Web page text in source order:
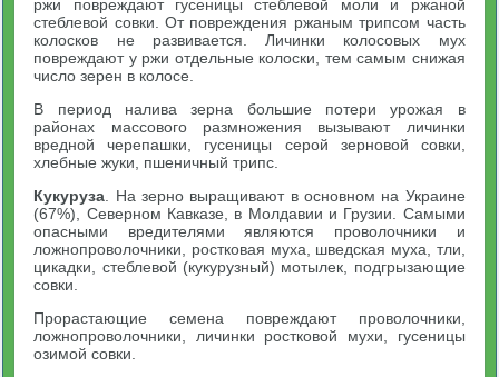
ржи повреждают гусеницы стеблевой моли и ржаной
стеблевой совки. От повреждения ржаным трипсом часть
колосков не развивается. Личинки колосовых мух
повреждают у ржи отдельные колоски, тем самым снижая
число зерен в колосе.
В период налива зерна большие потери урожая в
районах массового размножения вызывают личинки
вредной черепашки, гусеницы серой зерновой совки,
хлебные жуки, пшеничный трипс.
Кукуруза . На зерно выращивают в основном на Украине
(67%), Северном Кавказе, в Молдавии и Грузии. Самыми
опасными вредителями являются проволочники и
ложнопроволочники, ростковая муха, шведская муха, тли,
цикадки, стеблевой (кукурузный) мотылек, подгрызающие
совки.
Прорастающие семена повреждают проволочники,
ложнопроволочники, личинки ростковой мухи, гусеницы
озимой совки.